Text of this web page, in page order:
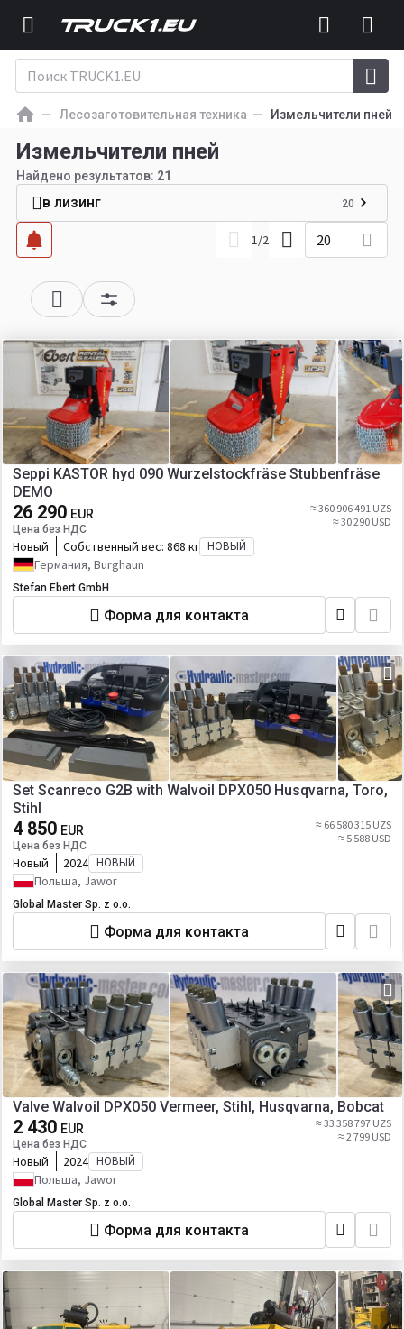
Лесозаготовительная техника Измельчители пней
Измельчители пней
Найдено результатов: 21
в лизинг 20
1/2 20
Seppi KASTOR hyd 090 Wurzelstockfräse Stubbenfräse
DEMO
26 290 EUR
Цена без НДС
≈ 360 906 491 UZS
≈ 30 290 USD
Новый Собственный вес: 868 кг НОВЫЙ
Германия, Burghaun
Stefan Ebert GmbH
Форма для контакта
Set Scanreco G2B with Walvoil DPX050 Husqvarna, Toro,
Stihl
4 850 EUR
Цена без НДС
≈ 66 580 315 UZS
≈ 5 588 USD
Новый 2024 НОВЫЙ
Польша, Jawor
Global Master Sp. z o.o.
Форма для контакта
Valve Walvoil DPX050 Vermeer, Stihl, Husqvarna, Bobcat
2 430 EUR
Цена без НДС
≈ 33 358 797 UZS
≈ 2 799 USD
Новый 2024 НОВЫЙ
Польша, Jawor
Global Master Sp. z o.o.
Форма для контакта